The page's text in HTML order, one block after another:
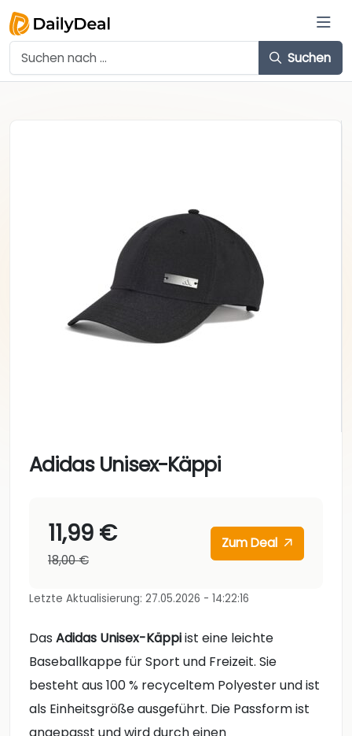
Suchen
Adidas Unisex-Käppi
11,99 €
18,00 €
Zum Deal
Letzte Aktualisierung: 27.05.2026 - 14:22:16
Das Adidas Unisex-Käppiist eine leichte
Baseballkappe für Sport und Freizeit. Sie
besteht aus 100 % recyceltem Polyester und ist
als Einheitsgröße ausgeführt. Die Passform ist